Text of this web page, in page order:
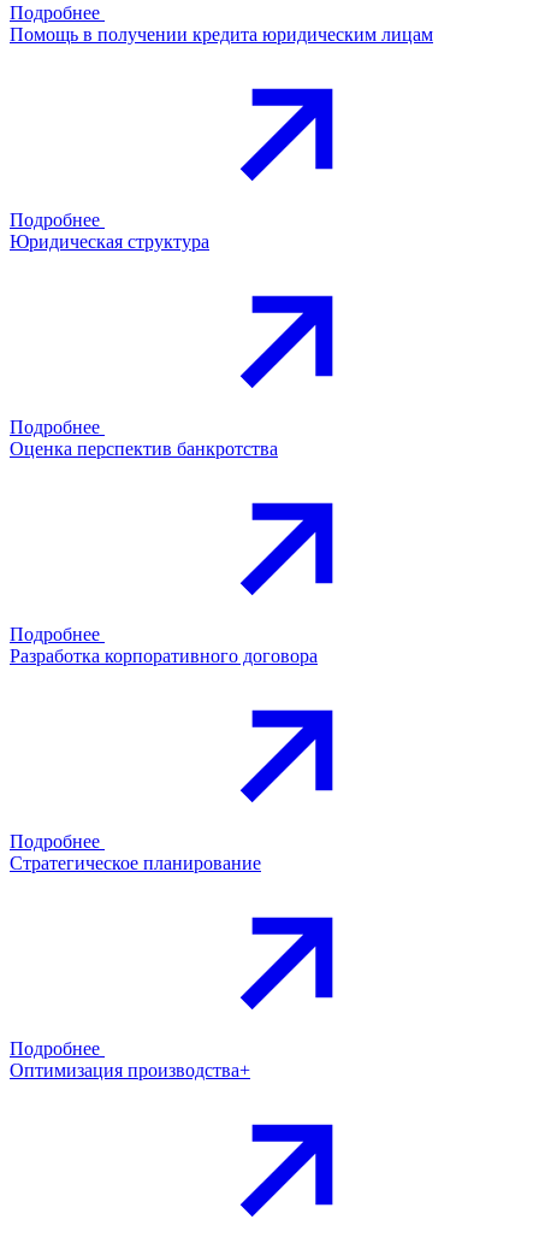
Подробнее
Помощь в получении кредита юридическим лицам
Подробнее
Юридическая структура
Подробнее
Оценка перспектив банкротства
Подробнее
Разработка корпоративного договора
Подробнее
Стратегическое планирование
Подробнее
Оптимизация производства+